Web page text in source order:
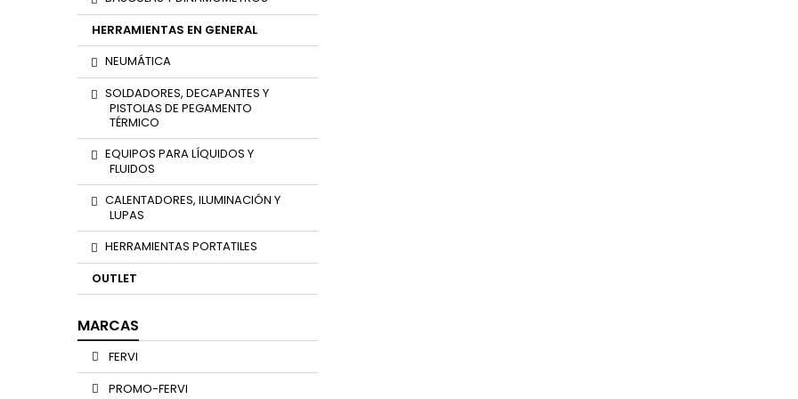
HERRAMIENTAS EN GENERAL
NEUMÁTICA
SOLDADORES, DECAPANTES Y
PISTOLAS DE PEGAMENTO
TÉRMICO
EQUIPOS PARA LÍQUIDOS Y
FLUIDOS
CALENTADORES, ILUMINACIÓN Y
LUPAS
HERRAMIENTAS PORTATILES
OUTLET
MARCAS
FERVI
PROMO-FERVI